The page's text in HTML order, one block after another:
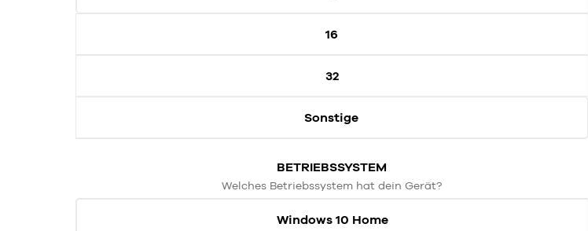
16
32
Sonstige
BETRIEBSSYSTEM
Welches Betriebssystem hat dein Gerät?
Windows 10 Home